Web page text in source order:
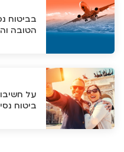
בביטוח
הטובה
על
ביטוח